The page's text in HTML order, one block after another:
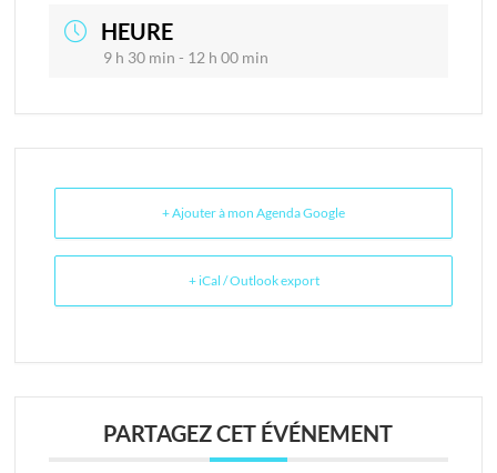
HEURE
9 h 30 min - 12 h 00 min
+ Ajouter à mon Agenda Google
+ iCal / Outlook export
PARTAGEZ CET ÉVÉNEMENT